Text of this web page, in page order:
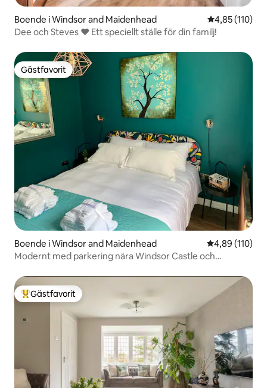
Boende i Windsor and Maidenhead 4,85 av 5 i
4,85 (110)
Dee och Steves ❤ Ett speciellt ställe för din familj!
Gästfavorit
Gästfavorit
Boende i Windsor and Maidenhead 4,89 av 5 i
4,89 (110)
Modernt med parkering nära Windsor Castle och
Populär gästfavorit
Gästfavorit